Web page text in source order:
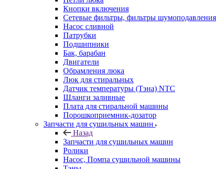
Кнопки включения
Сетевые фильтры, фильтры шумоподавления
Насос сливной
Патрубки
Подшипники
Бак, барабан
Двигатели
Обрамления люка
Люк для стиральных
Датчик температуры (Тэна) NTC
Шланги заливные
Плата для стиральной машины
Порошкоприемник-дозатор
Запчасти для сушильных машин
Назад
Запчасти для сушильных машин
Ролики
Насос, Помпа сушильной машины